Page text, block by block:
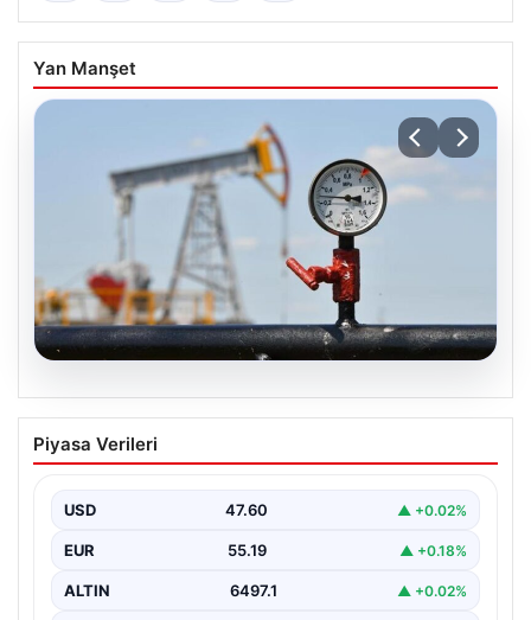
Yan Manşet
05.08.2026
Petrol fiyatları 25 Mayıs: Petrol fiyatları
düştü mü, ne kadar oldu? Brent petrol
Piyasa Verileri
USD 47.60 ▲ +0.02%
EUR 55.19 ▲ +0.18%
ALTIN 6497.1 ▲ +0.02%